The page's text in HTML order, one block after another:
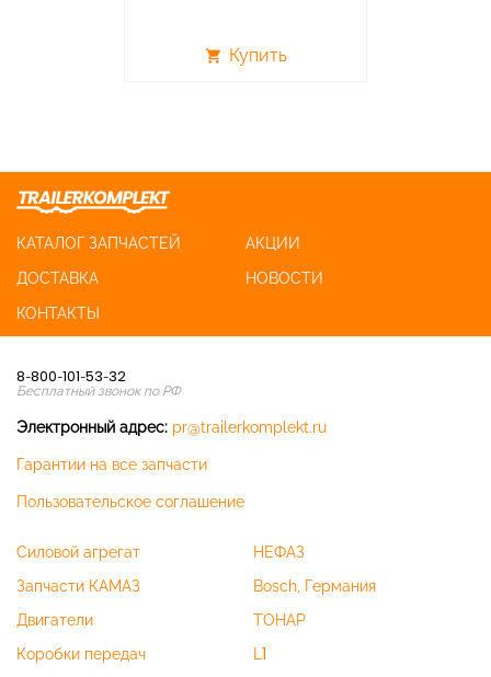
shopping_cart Купить
КАТАЛОГ ЗАПЧАСТЕЙ
АКЦИИ
ДОСТАВКА
НОВОСТИ
КОНТАКТЫ
8-800-101-53-32
Бесплатный звонок по РФ
Электронный адрес: pr@trailerkomplekt.ru
Гарантии на все запчасти
Пользовательское соглашение
Силовой агрегат
Запчасти КАМАЗ
Двигатели
Коробки передач
НЕФАЗ
Bosch, Германия
ТОНАР
L1